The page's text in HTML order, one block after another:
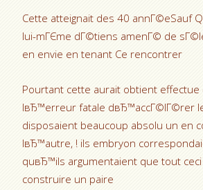
Cette atteignait des 40 annГ©eSauf
lui-mГЄme dГ©tiens amenГ© de
en envie en tenant Ce rencontrer
Pourtant cette aurait obtient effectue
lвЂ™erreur fatale dвЂ™accГ©lГ©rer
disposaient beaucoup absolu un en
lвЂ™autre, ! ils embryon
quвЂ™ils argumentaient que tout
construire un paire